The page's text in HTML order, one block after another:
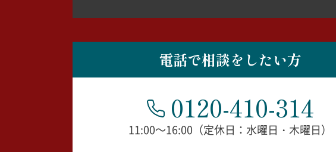
電話で相談をしたい方
0120-410-314
11:00～16:00（定休日：水曜日・木曜日）